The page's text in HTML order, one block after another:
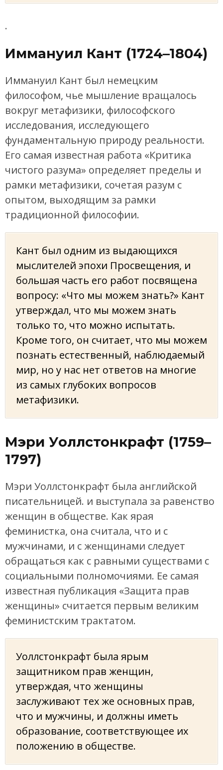
.
Иммануил Кант (1724–1804)
Иммануил Кант был немецким
философом, чье мышление вращалось
вокруг метафизики, философского
исследования, исследующего
фундаментальную природу реальности.
Его самая известная работа «Критика
чистого разума» определяет пределы и
рамки метафизики, сочетая разум с
опытом, выходящим за рамки
традиционной философии.
Кант был одним из выдающихся
мыслителей эпохи Просвещения, и
большая часть его работ посвящена
вопросу: «Что мы можем знать?» Кант
утверждал, что мы можем знать
только то, что можно испытать.
Кроме того, он считает, что мы можем
познать естественный, наблюдаемый
мир, но у нас нет ответов на многие
из самых глубоких вопросов
метафизики.
Мэри Уоллстонкрафт (1759–
1797)
Мэри Уоллстонкрафт была английской
писательницей. и выступала за равенство
женщин в обществе. Как ярая
феминистка, она считала, что и с
мужчинами, и с женщинами следует
обращаться как с равными существами с
социальными полномочиями. Ее самая
известная публикация «Защита прав
женщины» считается первым великим
феминистским трактатом.
Уоллстонкрафт была ярым
защитником прав женщин,
утверждая, что женщины
заслуживают тех же основных прав,
что и мужчины, и должны иметь
образование, соответствующее их
положению в обществе.